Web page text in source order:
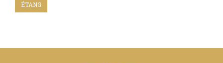
ÉTANG